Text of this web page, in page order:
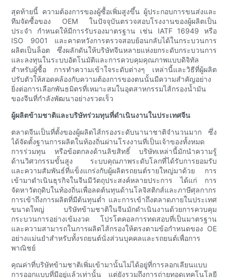
สุดท้ายนี้ ความต้องการของผู้ซื้อเพิ่มสูงขึ้น ผู้ประกอบการขนส่งและ
ทีมจัดซื้อของ OEM ในปัจจุบันตรวจสอบโรงงานของผู้ผลิตเป็น
ประจำ กำหนดให้มีการรับรองมาตรฐาน เช่น IATF 16949 หรือ
ISO 9001 และคาดหวังการตรวจสอบย้อนกลับได้ในกระบวนการ
ผลิตเป็นล็อต ซึ่งผลักดันให้บริษัทจีนหลายแห่งยกระดับกระบวนการ
และลงทุนในระบบอัตโนมัติและการควบคุมคุณภาพแบบดิจิทัล
สำหรับผู้ซื้อ การทำความเข้าใจระดับต่างๆ เหล่านี้และวิธีที่ผู้ผลิต
ปรับตัวให้สอดคล้องกับความต้องการของตนนั้นมีความสำคัญอย่าง
ยิ่งต่อการเลือกพันธมิตรที่เหมาะสมในอุตสาหกรรมไส้กรองน้ำมัน
ของจีนที่กำลังพัฒนาอย่างรวดเร็ว
ผู้ผลิตข้ามชาติและบริษัทร่วมทุนที่ดำเนินงานในประเทศจีน
ตลาดจีนเป็นที่ตั้งของผู้ผลิตไส้กรองระดับนานาชาติจำนวนมาก ซึ่ง
ได้จัดตั้งฐานการผลิตในท้องถิ่นผ่านโรงงานที่เป็นเจ้าของทั้งหมด
การร่วมทุน หรือข้อตกลงด้านลิขสิทธิ์ บริษัทเหล่านี้มักนำความรู้
ด้านวิศวกรรมขั้นสูง ระบบคุณภาพระดับโลกที่ได้รับการยอมรับ
และความสัมพันธ์ที่แข็งแกร่งกับผู้ผลิตรถยนต์รายใหญ่มาด้วย การ
เข้ามาดำเนินธุรกิจในจีนมีวัตถุประสงค์หลายประการ ได้แก่ การ
จัดหาวัตถุดิบในท้องถิ่นเพื่อลดต้นทุนด้านโลจิสติกส์และภาษีศุลกากร
การเข้าถึงการผลิตที่มีต้นทุนต่ำ และการเข้าถึงตลาดภายในประเทศ
ขนาดใหญ่ บริษัทข้ามชาติในจีนมักดำเนินงานด้วยการควบคุม
กระบวนการอย่างเข้มงวด โปรโตคอลการทดสอบที่เป็นมาตรฐาน
และความสามารถในการผลิตไส้กรองให้ตรงตามข้อกำหนดของ OE
อย่างแม่นยำสำหรับทั้งรถยนต์นั่งส่วนบุคคลและรถยนต์เพื่อการ
พาณิชย์
คุณค่าที่บริษัทข้ามชาติเพิ่มเข้ามานั้นไม่ได้อยู่ที่การลอกเลียนแบบ
การออกแบบที่มีอยู่แล้วเท่านั้น แต่ยังรวมถึงการถ่ายทอดเทคโนโลยี